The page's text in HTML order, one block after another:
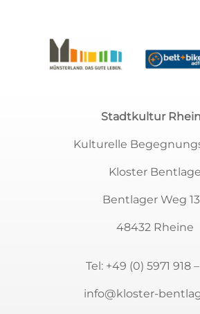
Stadtkultur
Kulturelle
Kloster Bentlage
Bentlager Weg
48432 Rheine
Tel: +49 (0) 5971 918
info@kloster-